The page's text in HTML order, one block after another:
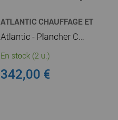
ATLANTIC CHAUFFAGE ET
Atlantic - Plancher Chauffant Domocable L85 1170W (Kit Cable) (120117)
En stock (2 u.)
342,00 €